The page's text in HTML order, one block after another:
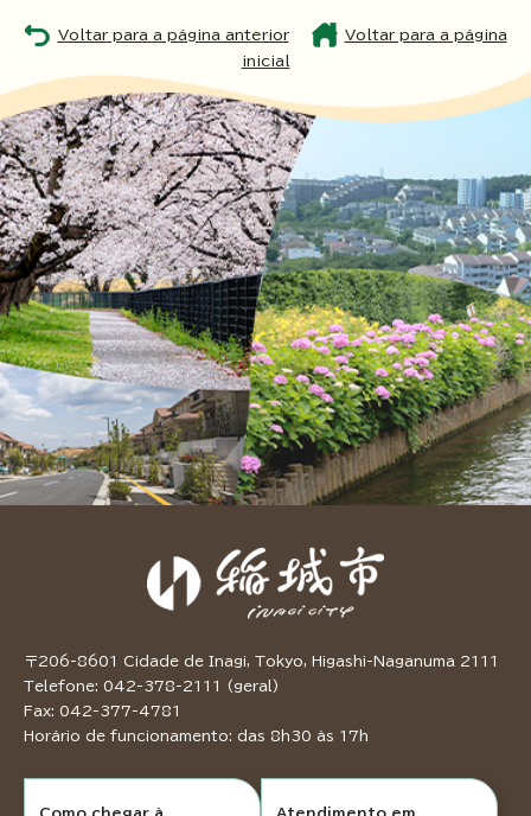
Voltar para a página anterior
Voltar para a página
inicial
〒206-8601 Cidade de Inagi, Tokyo, Higashi-Naganuma 2111
Telefone: 042-378-2111 (geral)
Fax: 042-377-4781
Horário de funcionamento: das 8h30 às 17h
Como chegar à Atendimento em